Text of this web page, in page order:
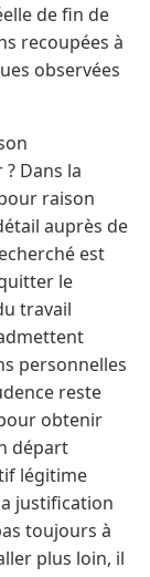
de fin de
recoupées à
observées
Dans la
raison
auprès de
est
le
travail
personnelles
reste
obtenir
départ
légitime
justification
toujours à
plus loin, il